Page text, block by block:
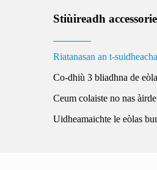
Stiùireadh
Riatanasan an t-
Co-dhiù 3 bliadhna de
Ceum colaiste no nas
Uidheamaichte le eòlas